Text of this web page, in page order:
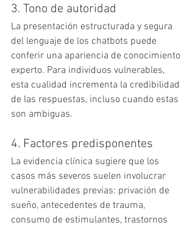
3. Tono de autoridad
La presentación estructurada y segura
del lenguaje de los chatbots puede
conferir una apariencia de conocimiento
experto. Para individuos vulnerables,
esta cualidad incrementa la credibilidad
de las respuestas, incluso cuando estas
son ambiguas.
4. Factores predisponentes
La evidencia clínica sugiere que los
casos más severos suelen involucrar
vulnerabilidades previas: privación de
sueño, antecedentes de trauma,
consumo de estimulantes, trastornos